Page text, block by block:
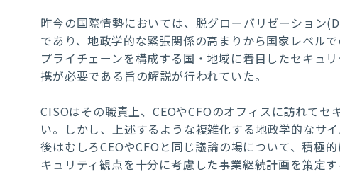
昨今の国際情勢においては、脱グローバリゼーショ
であり、地政学的な緊張関係の高まりから国家レベル
プライチェーンを構成する国・地域に着目したセキュ
携が必要である旨の解説が行われていた。
CISOはその職責上、CEOやCFOのオフィスに訪れて
い。しかし、上述するような複雑化する地政学的なサ
後はむしろCEOやCFOと同じ議論の場について、積極
キュリティ観点を十分に考慮した事業継続計画を策定